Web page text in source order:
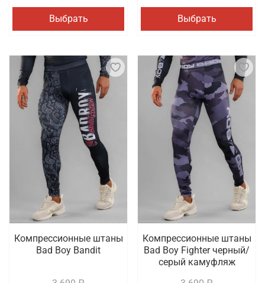
Выбрать Выбрать
Компрессионные штаны
Bad Boy Bandit
Компрессионные штаны
Bad Boy Fighter черный/
серый камуфляж